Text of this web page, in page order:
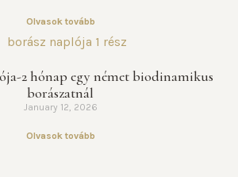
Olvasok tovább
2 hónap egy német biodinamikus
borászatnál
January 12, 2026
Olvasok tovább